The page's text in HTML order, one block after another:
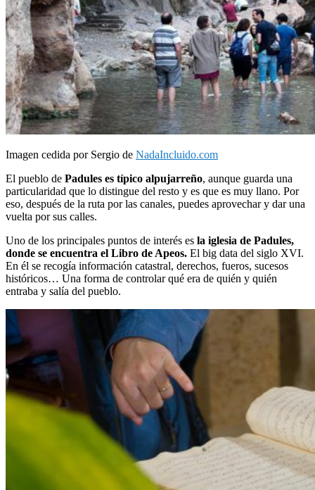
Imagen cedida por Sergio de NadaIncluido.com
El pueblo de Padules es típico alpujarreño, aunque guarda una
particularidad que lo distingue del resto y es que es muy llano. Por
eso, después de la ruta por las canales, puedes aprovechar y dar una
vuelta por sus calles.
Uno de los principales puntos de interés es la iglesia de Padules,
donde se encuentra el Libro de Apeos. El big data del siglo XVI.
En él se recogía información catastral, derechos, fueros, sucesos
históricos… Una forma de controlar qué era de quién y quién
entraba y salía del pueblo.